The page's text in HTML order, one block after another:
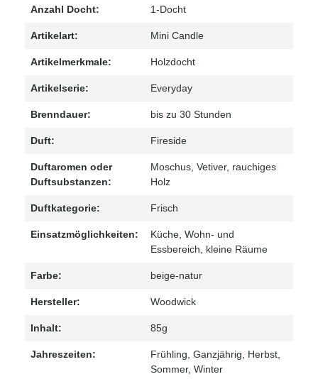
Anzahl Docht: 1-Docht
Artikelart: Mini Candle
Artikelmerkmale: Holzdocht
Artikelserie: Everyday
Brenndauer: bis zu 30 Stunden
Duft: Fireside
Duftaromen oder
Duftsubstanzen:
Moschus , Vetiver, rauchiges
Holz
Duftkategorie: Frisch
Einsatzmöglichkeiten: Küche , Wohn- und
Essbereich , kleine Räume
Farbe: beige-natur
Hersteller: Woodwick
Inhalt: 85g
Jahreszeiten: Frühling , Ganzjährig , Herbst
Sommer, Winter